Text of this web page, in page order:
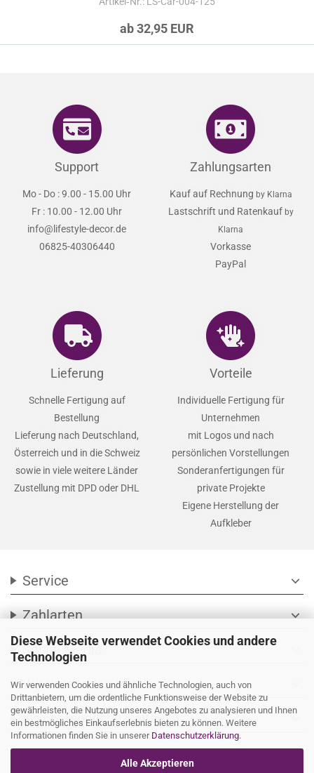
Diese Webseite verwendet Cookies und andere
Technologien
Wir verwenden Cookies und ähnliche Technologien, auch von
Drittanbietern, um die ordentliche Funktionsweise der Website zu
gewährleisten, die Nutzung unseres Angebotes zu analysieren und Ihnen
ein bestmögliches Einkaufserlebnis bieten zu können. Weitere
Informationen finden Sie in unserer Datenschutzerklärung.
Alle Akzeptieren
ab 32,95 EUR
Support
Mo - Do : 9.00 - 15.00 Uhr
Fr : 10.00 - 12.00 Uhr
info@lifestyle-decor.de
06825-40306440
Zahlungsarten
Kauf auf Rechnung by Klarna
Lastschrift und Ratenkauf by
Klarna
Vorkasse
PayPal
Lieferung
Schnelle Fertigung auf
Bestellung
Lieferung nach Deutschland,
Österreich und in die Schweiz
sowie in viele weitere Länder
Zustellung mit DPD oder DHL
Vorteile
Individuelle Fertigung für
Unternehmen
mit Logos und nach
persönlichen Vorstellungen
Sonderanfertigungen für
private Projekte
Eigene Herstellung der
Aufkleber
Service expand_more
Zahlarten expand_more
Social Media
Wir versenden mit
Ihre persönliche Seite expand_more